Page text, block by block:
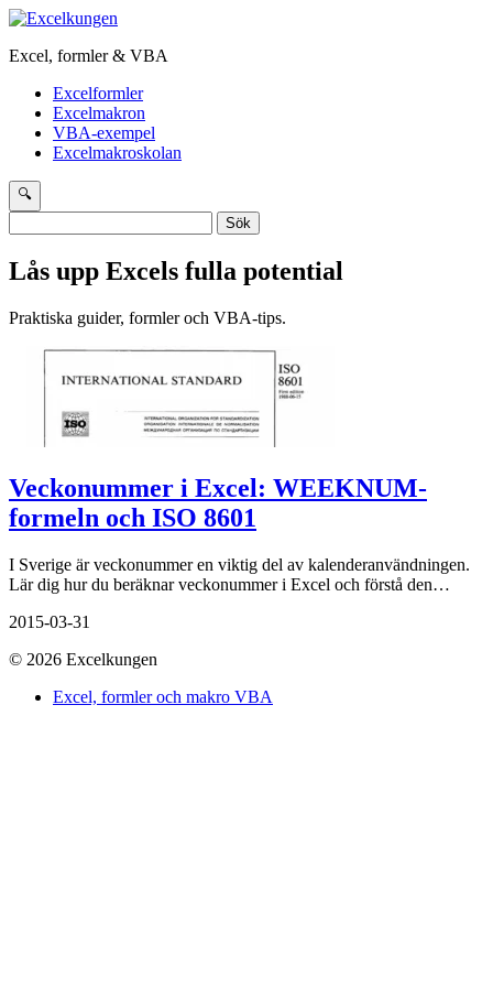
Excel, formler & VBA
Excelformler
Excelmakron
VBA-exempel
Excelmakroskolan
🔍
efter:
Lås upp Excels fulla potential
Praktiska guider, formler och VBA-tips.
Veckonummer i Excel: WEEKNUM-
formeln och ISO 8601
I Sverige är veckonummer en viktig del av kalenderanvändningen.
Lär dig hur du beräknar veckonummer i Excel och förstå den…
2015-03-31
© 2026 Excelkungen
Excel, formler och makro VBA